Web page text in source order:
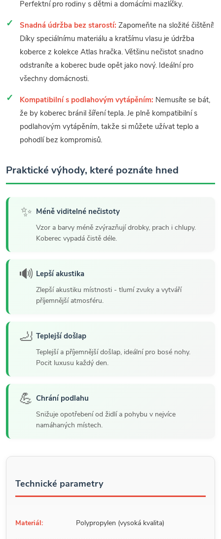
Perfektní pro rodiny s dětmi a domácími mazlíčky.
Snadná údržba bez starostí: Zapomeňte na složité čištění!
Díky speciálnímu materiálu a kratšímu vlasu je údržba
koberce z kolekce Atlas hračka. Většinu nečistot snadno
odstraníte a koberec bude opět jako nový. Ideální pro
všechny domácnosti.
Kompatibilní s podlahovým vytápěním: Nemusíte se bát,
že by koberec bránil šíření tepla. Je plně kompatibilní s
podlahovým vytápěním, takže si můžete užívat teplo a
pohodlí bez kompromisů.
Praktické výhody, které poznáte hned
✨ Méně viditelné nečistoty
Vzor a barvy méně zvýrazňují drobky, prach i chlupy.
Koberec vypadá čistě déle.
🔊 Lepší akustika
Zlepší akustiku místnosti - tlumí zvuky a vytváří
příjemnější atmosféru.
🦶 Teplejší došlap
Teplejší a příjemnější došlap, ideální pro bosé nohy.
Pocit luxusu každý den.
💪 Chrání podlahu
Snižuje opotřebení od židlí a pohybu v nejvíce
namáhaných místech.
Technické parametry
Materiál: Polypropylen (vysoká kvalita)